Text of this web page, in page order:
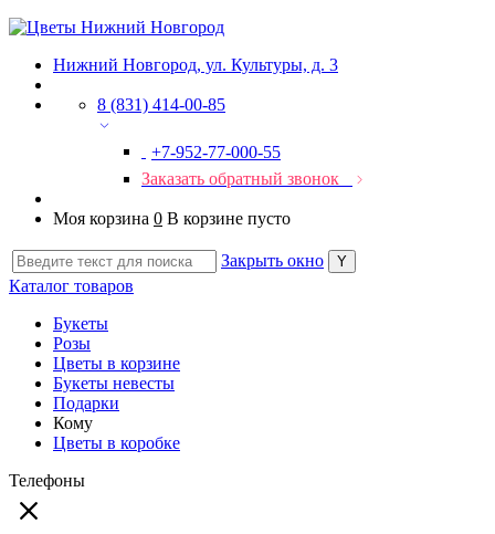
Нижний Новгород, ул. Культуры, д. 3
8 (831) 414-00-85
+7-952-77-000-55
Заказать обратный звонок
Моя корзина 0 В корзине пусто
Закрыть окно
Каталог товаров
Букеты
Розы
Цветы в корзине
Букеты невесты
Подарки
Кому
Цветы в коробке
Телефоны